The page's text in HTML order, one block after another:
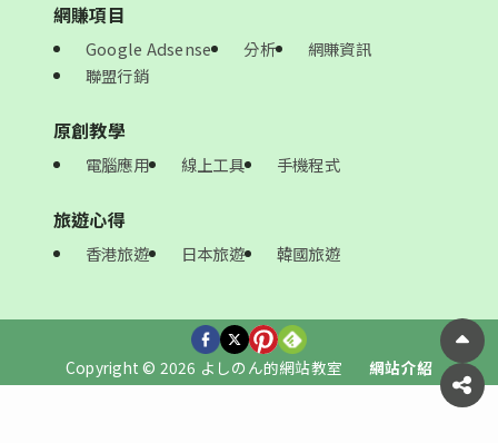
網賺項目
Google Adsense 分析
網賺資訊
聯盟行銷
原創教學
電腦應用 線上工具 手機程式
旅遊心得
香港旅遊 日本旅遊 韓國旅遊
Copyright © 2026 よしのん的網站教室 網站介紹